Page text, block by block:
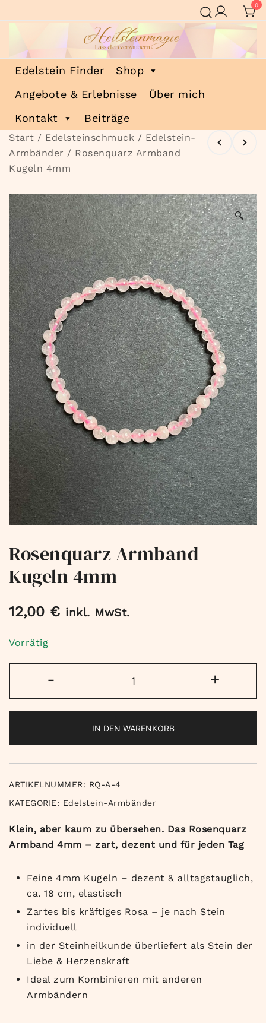
Inhalt
0
Heilsteinmagie
Lass dich verzaubern
Edelstein Finder
Shop
Angebote & Erlebnisse
Über mich
Kontakt
Beiträge
Start / Edelsteinschmuck / Edelstein-
Armbänder / Rosenquarz Armband
Kugeln 4mm
🔍
Rosenquarz Armband
Kugeln 4mm
12,00 € inkl. MwSt.
Vorrätig
-
Armband
Kugeln
Menge
+
IN DEN WARENKORB
ARTIKELNUMMER: RQ-A-4
KATEGORIE: Edelstein-Armbänder
Klein, aber kaum zu übersehen. Das Rosenquarz
Armband 4mm – zart, dezent und für jeden Tag
Feine 4mm Kugeln – dezent & alltagstauglich,
ca. 18 cm, elastisch
Zartes bis kräftiges Rosa – je nach Stein
individuell
in der Steinheilkunde überliefert als Stein der
Liebe & Herzenskraft
Ideal zum Kombinieren mit anderen
Armbändern